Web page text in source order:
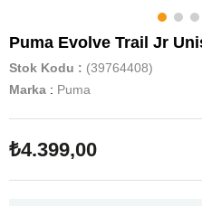
Puma Evolve Trail Jr
Stok Kodu
(39764408)
Marka : Puma
₺4.399,00